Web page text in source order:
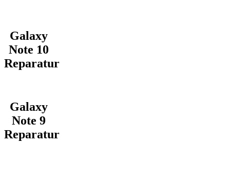
Galaxy
Note 10
Reparatur
Galaxy
Note 9
Reparatur